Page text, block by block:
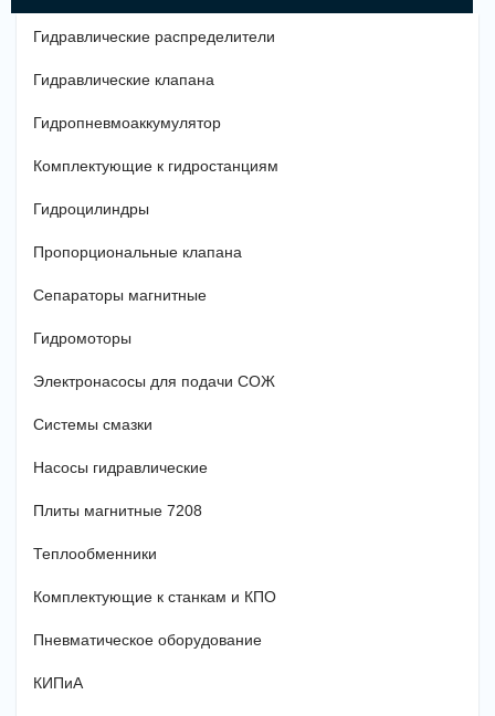
Гидравлические распределители
Гидравлические клапана
Гидропневмоаккумулятор
Комплектующие к гидростанциям
Гидроцилиндры
Пропорциональные клапана
Сепараторы магнитные
Гидромоторы
Электронасосы для подачи СОЖ
Системы смазки
Насосы гидравлические
Плиты магнитные 7208
Теплообменники
Комплектующие к станкам и КПО
Пневматическое оборудование
КИПиА